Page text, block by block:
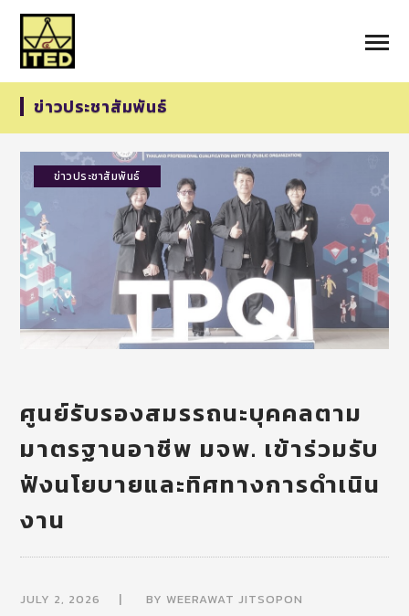
ข่าวประชาสัมพันธ์
ข่าวประชาสัมพันธ์
ศูนย์รับรองสมรรถนะบุคคลตาม
มาตรฐานอาชีพ มจพ. เข้าร่วมรับ
ฟังนโยบายและทิศทางการดำเนิน
งาน
JULY 2, 2026 BYWEERAWAT JITSOPON